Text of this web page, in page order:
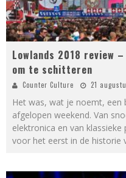
Lowlands 2018 review
om te schitteren
Counter Culture 21
Het was, wat je noemt, een
afgelopen weekend. Van
elektronica en van
voor het eerst in de historie